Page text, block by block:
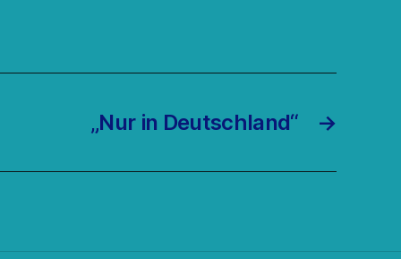
→
„Nur in Deutschland“